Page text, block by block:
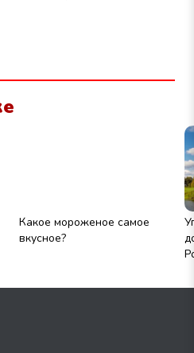
Угадай
достопримечательности